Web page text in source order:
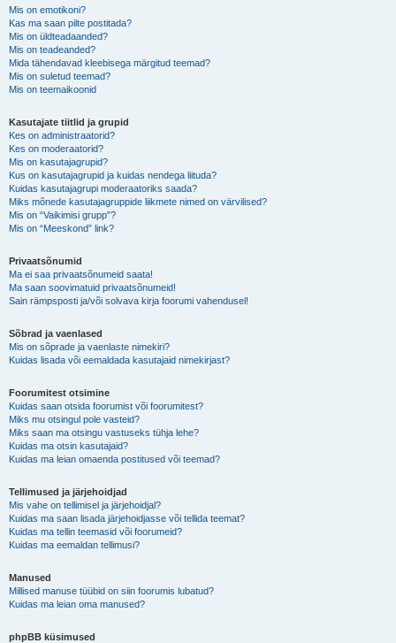
Mis on emotikoni?
Kas ma saan pilte postitada?
Mis on üldteadaanded?
Mis on teadeanded?
Mida tähendavad kleebisega märgitud teemad?
Mis on suletud teemad?
Mis on teemaikoonid
Kasutajate tiitlid ja grupid
Kes on administraatorid?
Kes on moderaatorid?
Mis on kasutajagrupid?
Kus on kasutajagrupid ja kuidas nendega liituda?
Kuidas kasutajagrupi moderaatoriks saada?
Miks mõnede kasutajagruppide liikmete nimed on värvilised?
Mis on “Vaikimisi grupp”?
Mis on “Meeskond” link?
Privaatsõnumid
Ma ei saa privaatsõnumeid saata!
Ma saan soovimatuid privaatsõnumeid!
Sain rämpsposti ja/või solvava kirja foorumi vahendusel!
Sõbrad ja vaenlased
Mis on sõprade ja vaenlaste nimekiri?
Kuidas lisada või eemaldada kasutajaid nimekirjast?
Foorumitest otsimine
Kuidas saan otsida foorumist või foorumitest?
Miks mu otsingul pole vasteid?
Miks saan ma otsingu vastuseks tühja lehe?
Kuidas ma otsin kasutajaid?
Kuidas ma leian omaenda postitused või teemad?
Tellimused ja järjehoidjad
Mis vahe on tellimisel ja järjehoidjal?
Kuidas ma saan lisada järjehoidjasse või tellida teemat?
Kuidas ma tellin teemasid või foorumeid?
Kuidas ma eemaldan tellimusi?
Manused
Millised manuse tüübid on siin foorumis lubatud?
Kuidas ma leian oma manused?
phpBB küsimused